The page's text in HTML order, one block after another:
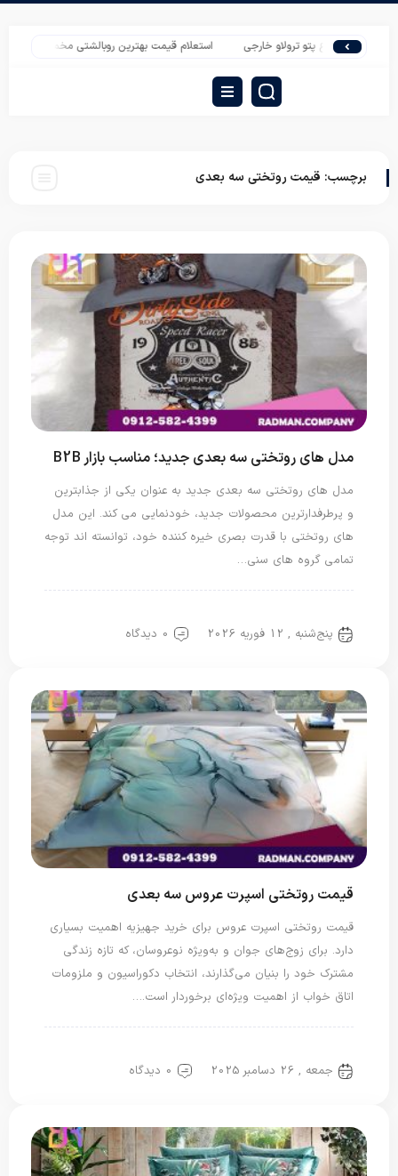
انواع پتو ترولاو خارجی استعلام قیمت بهترین روبالشتی مخمل
برچسب: قیمت روتختی سه بعدی
مدل های روتختی سه بعدی جدید؛ مناسب بازار B2B
مدل های روتختی سه بعدی جدید به عنوان یکی از جذابترین
و پرطرفدارترین محصولات جدید، خودنمایی می کند. این مدل
های روتختی با قدرت بصری خیره کننده خود، توانسته اند توجه
تمامی گروه های سنی…
پنج‌شنبه , 12 فوریه 2026 0 دیدگاه
قیمت روتختی اسپرت عروس سه بعدی
قیمت روتختی اسپرت عروس برای خرید جهیزیه اهمیت بسیاری
دارد. برای زوج‌های جوان و به‌ویژه نوعروسان، که تازه زندگی
مشترک خود را بنیان می‌گذارند، انتخاب دکوراسیون و ملزومات
اتاق خواب از اهمیت ویژه‌ای برخوردار است.…
جمعه , 26 دسامبر 2025 0 دیدگاه